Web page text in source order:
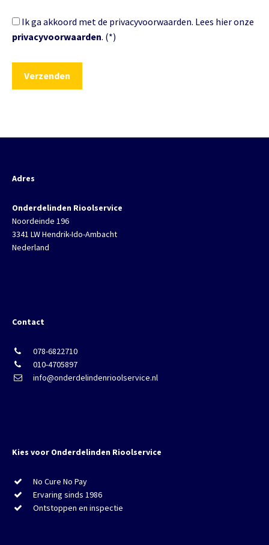
Ik ga akkoord met de privacyvoorwaarden. Lees hier onze
privacyvoorwaarden. (*)
Adres
Onderdelinden Rioolservice
Noordeinde 196
3341 LW Hendrik-Ido-Ambacht
Nederland
Contact
078-6822710
010-4705897
info@onderdelindenrioolservice.nl
Kies voor Onderdelinden Rioolservice
No Cure No Pay
Ervaring sinds 1986
Ontstoppen en inspectie